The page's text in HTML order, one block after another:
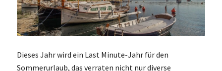
Dieses Jahr wird ein Last Minute-Jahr für den
Sommerurlaub, das verraten nicht nur diverse